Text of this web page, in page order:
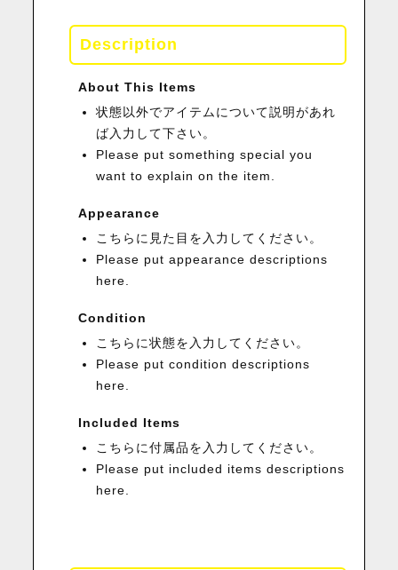
Description
About This Items
状態以外でアイテムについて説明があれ
ば入力して下さい。
Please put something special you
want to explain on the item.
Appearance
こちらに見た目を入力してください。
Please put appearance descriptions
here.
Condition
こちらに状態を入力してください。
Please put condition descriptions
here.
Included Items
こちらに付属品を入力してください。
Please put included items descriptions
here.